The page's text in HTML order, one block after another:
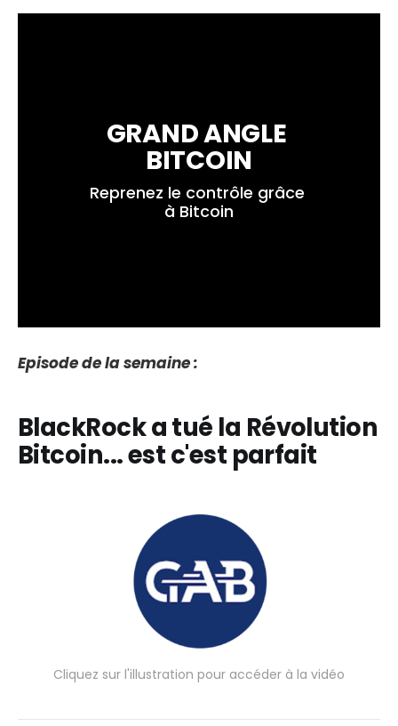
GRAND ANGLE
BITCOIN
Reprenez le contrôle grâce
à Bitcoin
Episode de la semaine :
BlackRock a tué la Révolution
Bitcoin... est c'est parfait
Cliquez sur l'illustration pour accéder à la vidéo